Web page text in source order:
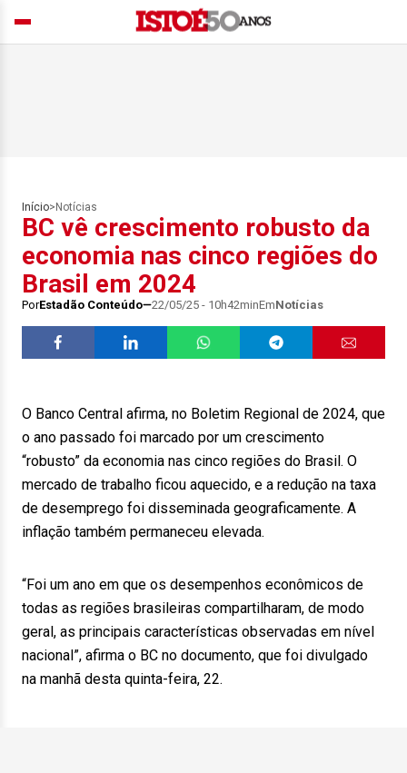
Início> Notícias
BC vê crescimento robusto da
economia nas cinco regiões do
Brasil em 2024
PorEstadão Conteúdo 22/05/25 - 10h42minEmNotícias
O Banco Central afirma, no Boletim Regional de 2024, que
o ano passado foi marcado por um crescimento
“robusto” da economia nas cinco regiões do Brasil. O
mercado de trabalho ficou aquecido, e a redução na taxa
de desemprego foi disseminada geograficamente. A
inflação também permaneceu elevada.
“Foi um ano em que os desempenhos econômicos de
todas as regiões brasileiras compartilharam, de modo
geral, as principais características observadas em nível
nacional”, afirma o BC no documento, que foi divulgado
na manhã desta quinta-feira, 22.